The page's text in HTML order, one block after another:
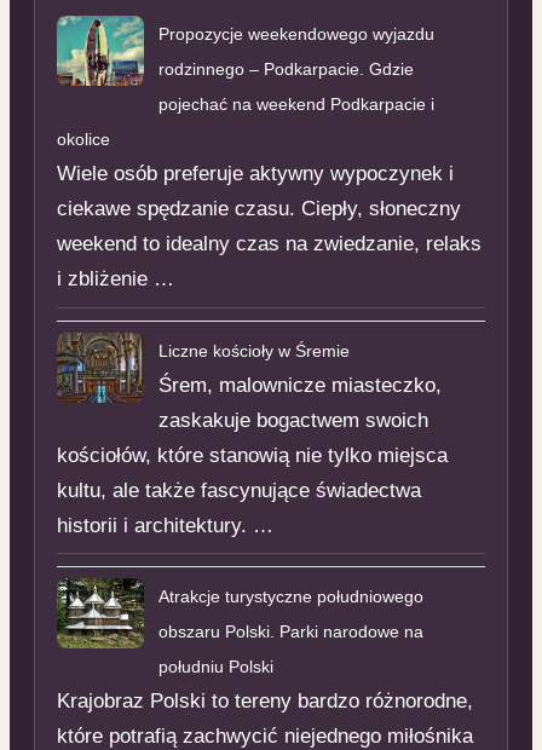
Propozycje weekendowego wyjazdu
rodzinnego – Podkarpacie. Gdzie
pojechać na weekend Podkarpacie i
okolice
Wiele osób preferuje aktywny wypoczynek i
ciekawe spędzanie czasu. Ciepły, słoneczny
weekend to idealny czas na zwiedzanie, relaks
i zbliżenie …
Liczne kościoły w Śremie
Śrem, malownicze miasteczko,
zaskakuje bogactwem swoich
kościołów, które stanowią nie tylko miejsca
kultu, ale także fascynujące świadectwa
historii i architektury. …
Atrakcje turystyczne południowego
obszaru Polski. Parki narodowe na
południu Polski
Krajobraz Polski to tereny bardzo różnorodne,
które potrafią zachwycić niejednego miłośnika